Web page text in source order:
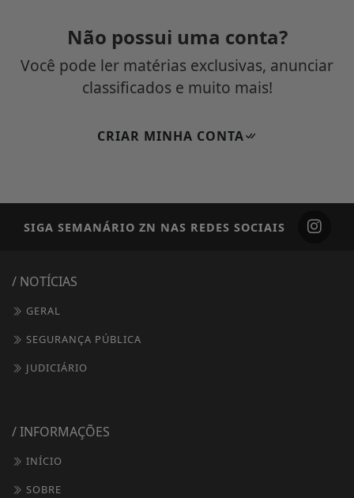
Não possui uma conta?
Você pode ler matérias exclusivas, anunciar
classificados e muito mais!
CRIAR MINHA CONTA
SIGA SEMANÁRIO ZN NAS REDES SOCIAIS
/ NOTÍCIAS
GERAL
SEGURANÇA PÚBLICA
JUDICIÁRIO
/ INFORMAÇÕES
INÍCIO
SOBRE